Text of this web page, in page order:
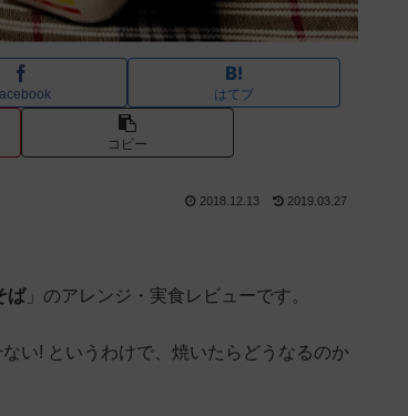
はてブ
コピー
2018.12.13 2019.03.27
ば」のアレンジ・実食レビューです。
い! というわけで、焼いたらどうなるのか